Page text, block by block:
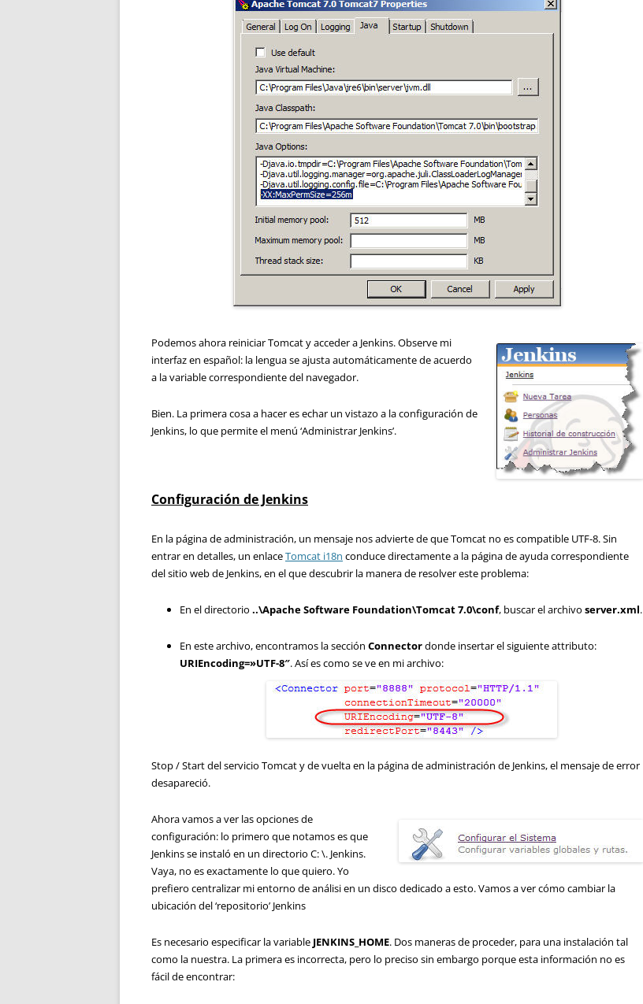
Podemos ahora reiniciar Tomcat y acceder a Jenkins. Observe mi
interfaz en español: la lengua se ajusta automáticamente de acuerdo
a la variable correspondiente del navegador.
Bien. La primera cosa a hacer es echar un vistazo a la configuración de
Jenkins, lo que permite el menú ‘Administrar Jenkins’.
Configuración de Jenkins
En la página de administración, un mensaje nos advierte de que Tomcat no es compatible UTF-8. Sin
entrar en detalles, un enlaceTomcat i18n conduce directamente a la página de ayuda correspondiente
del sitio web de Jenkins, en el que descubrir la manera de resolver este problema:
En el directorio ..\Apache Software Foundation\Tomcat 7.0\conf, buscar el archivo server.xml.
En este archivo, encontramos la sección Connectordonde insertar el siguiente attributo:
URIEncoding=»UTF-8″. Así es como se ve en mi archivo:
Stop / Start del servicio Tomcat y de vuelta en la página de administración de Jenkins, el mensaje de error
desapareció.
Ahora vamos a ver las opciones de
configuración: lo primero que notamos es que
Jenkins se instaló en un directorio C: \. Jenkins.
Vaya, no es exactamente lo que quiero. Yo
prefiero centralizar mi entorno de análisi en un disco dedicado a esto. Vamos a ver cómo cambiar la
ubicación del ‘repositorio’ Jenkins
Es necesario especificar la variable JENKINS_HOME. Dos maneras de proceder, para una instalación tal
como la nuestra. La primera es incorrecta, pero lo preciso sin embargo porque esta información no es
fácil de encontrar: